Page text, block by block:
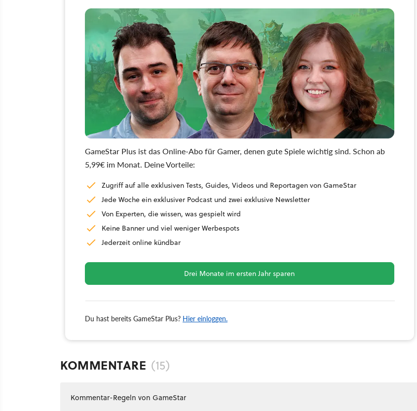
GameStar Plus ist das Online-Abo für Gamer, denen gute Spiele wichtig sind. Schon ab
5,99€ im Monat. Deine Vorteile:
Zugriff auf alle exklusiven Tests, Guides, Videos und Reportagen von GameStar
Jede Woche ein exklusiver Podcast und zwei exklusive Newsletter
Von Experten, die wissen, was gespielt wird
Keine Banner und viel weniger Werbespots
Jederzeit online kündbar
Drei Monate im ersten Jahr sparen
Du hast bereits GameStar Plus? Hier einloggen.
KOMMENTARE (15)
Kommentar-Regeln von GameStar